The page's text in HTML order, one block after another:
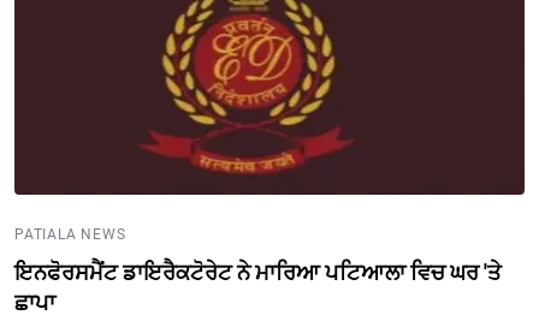
PATIALA NEWS
ਇਨਫੋਰਸਮੈਂਟ ਡਾਇਰੈਕਟੋਰੇਟ ਨੇ ਮਾਰਿਆ ਪਟਿਆਲਾ ਵਿਚ ਘਰ 'ਤੇ
ਛਾਪਾ